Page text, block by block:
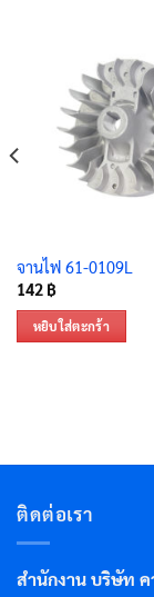
จานไฟ 61-0109L
142 ฿
หยิบใส่ตะกร้า
ติดต่อเรา
สำนักงาน บริษัท